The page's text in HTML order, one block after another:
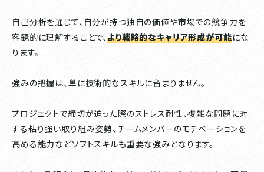
自己分析を通じて、自分が持つ独自の価値や市場での競争力を
客観的に理解することで、より戦略的なキャリア形成が可能にな
ります。
強みの把握は、単に技術的なスキルに留まりません。
プロジェクトで締切が迫った際のストレス耐性、複雑な問題に対
する粘り強い取り組み姿勢、チームメンバーのモチベーションを
高める能力などソフトスキルも重要な強みとなります。